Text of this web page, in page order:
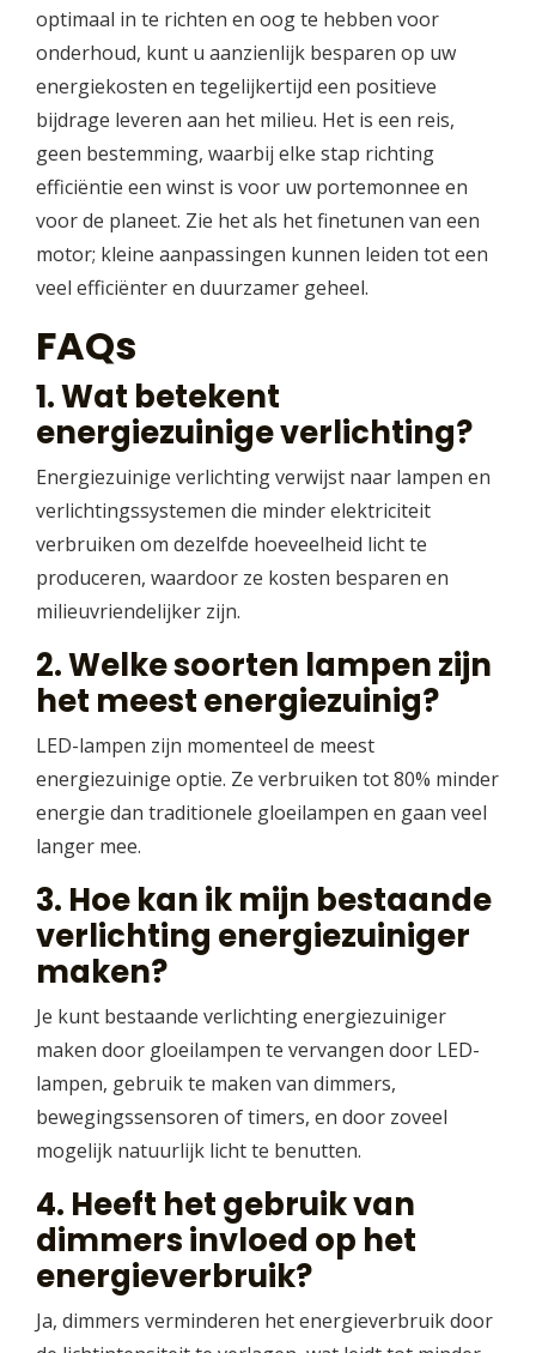
optimaal in te richten en oog te hebben voor
onderhoud, kunt u aanzienlijk besparen op uw
energiekosten en tegelijkertijd een positieve
bijdrage leveren aan het milieu. Het is een reis,
geen bestemming, waarbij elke stap richting
efficiëntie een winst is voor uw portemonnee en
voor de planeet. Zie het als het finetunen van een
motor; kleine aanpassingen kunnen leiden tot een
veel efficiënter en duurzamer geheel.
FAQs
1. Wat betekent
energiezuinige verlichting?
Energiezuinige verlichting verwijst naar lampen en
verlichtingssystemen die minder elektriciteit
verbruiken om dezelfde hoeveelheid licht te
produceren, waardoor ze kosten besparen en
milieuvriendelijker zijn.
2. Welke soorten lampen zijn
het meest energiezuinig?
LED-lampen zijn momenteel de meest
energiezuinige optie. Ze verbruiken tot 80% minder
energie dan traditionele gloeilampen en gaan veel
langer mee.
3. Hoe kan ik mijn bestaande
verlichting energiezuiniger
maken?
Je kunt bestaande verlichting energiezuiniger
maken door gloeilampen te vervangen door LED-
lampen, gebruik te maken van dimmers,
bewegingssensoren of timers, en door zoveel
mogelijk natuurlijk licht te benutten.
4. Heeft het gebruik van
dimmers invloed op het
energieverbruik?
Ja, dimmers verminderen het energieverbruik door